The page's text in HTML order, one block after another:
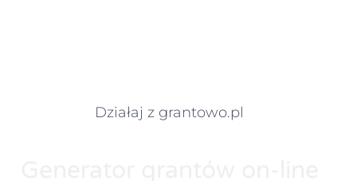
Działaj z grantowo.pl